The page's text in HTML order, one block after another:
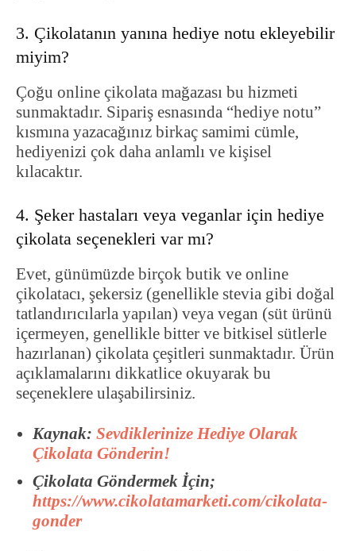
3. Çikolatanın yanına hediye notu ekleyebilir
miyim?
Çoğu online çikolata mağazası bu hizmeti
sunmaktadır. Sipariş esnasında “hediye notu”
kısmına yazacağınız birkaç samimi cümle,
hediyenizi çok daha anlamlı ve kişisel
kılacaktır.
4. Şeker hastaları veya veganlar için hediye
çikolata seçenekleri var mı?
Evet, günümüzde birçok butik ve online
çikolatacı, şekersiz (genellikle stevia gibi doğal
tatlandırıcılarla yapılan) veya vegan (süt ürünü
içermeyen, genellikle bitter ve bitkisel sütlerle
hazırlanan) çikolata çeşitleri sunmaktadır. Ürün
açıklamalarını dikkatlice okuyarak bu
seçeneklere ulaşabilirsiniz.
Kaynak: Sevdiklerinize Hediye Olarak
Çikolata Gönderin!
Çikolata Göndermek İçin;
https://www.cikolatamarketi.com/cikolata-
gonder